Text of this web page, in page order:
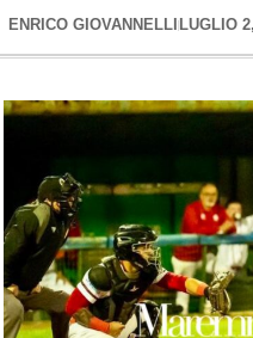
ENRICO GIOVANNELLI LUGLIO